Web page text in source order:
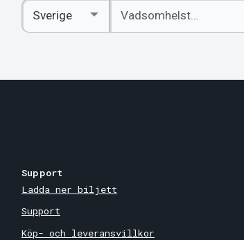
Ange
sökord
Select
Country
Support
Ladda ner biljett
Support
Köp- och leveransvillkor